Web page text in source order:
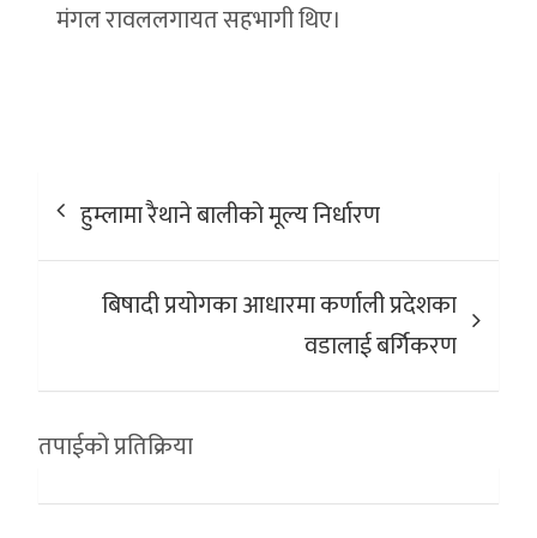
मंगल रावललगायत सहभागी थिए।
navigation
हुम्लामा रैथाने बालीको मूल्य निर्धारण
बिषादी प्रयोगका आधारमा कर्णाली प्रदेशका
वडालाई बर्गिकरण
तपाईको प्रतिक्रिया